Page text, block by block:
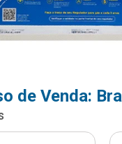
de Venda: